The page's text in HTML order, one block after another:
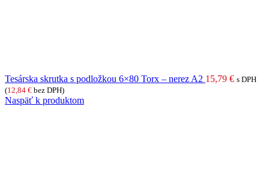
Tesárska skrutka s podložkou 6×80 Torx – nerez A2 15,79 € s DPH
(12,84 € bez DPH)
Naspäť k produktom